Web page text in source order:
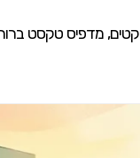
מדפיס טקסט